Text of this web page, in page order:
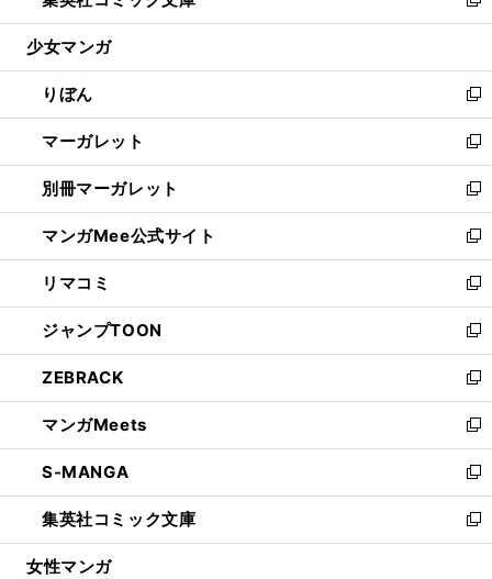
開
ウ
開
く
ン
ウ
で
開
く
ウ
ン
ド
ウ
で
開
く
新
し
ウ
ィ
ン
ド
ウ
で
開
く
少女マンガ
りぼん
新
し
い
ウ
ィ
ン
ド
ウ
で
開
く
マーガレット
新
し
い
ウ
ィ
ン
ド
ウ
で
開
く
別冊マーガレット
新
し
い
ウ
ィ
ン
ド
ウ
で
開
く
マンガMee公式サイト
新
し
い
ウ
ィ
ン
ド
ウ
で
開
く
リマコミ
新
し
い
ウ
ィ
ン
ド
ウ
で
開
く
ジャンプTOON
新
し
い
ウ
ィ
ン
ド
ウ
で
開
ZEBRACK
新
し
い
ウ
ィ
ン
ド
ウ
マンガMeets
新
し
い
ウ
ィ
ン
S-MANGA
新
し
い
ウ
集英社コミック文庫
新
し
女性マンガ